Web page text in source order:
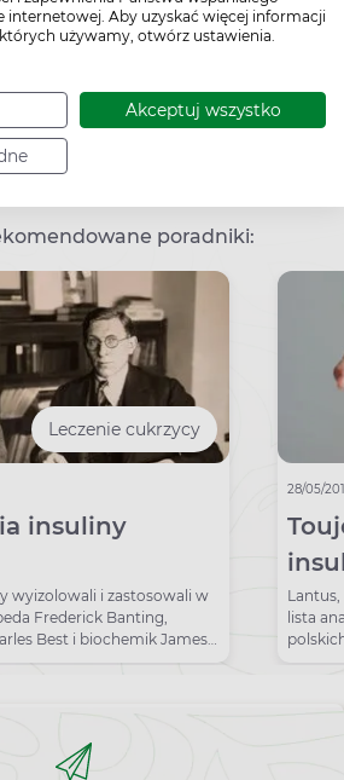
internetowej. Aby uzyskać więcej informacji
używamy, otwórz ustawienia.
Akceptuj wszystko
poradniki:
Leczenie cukrzycy
insuliny
wyizolowali i zastosowali w
Frederick Banting,
Best i biochemik James
28/05/
Lantus,
lista